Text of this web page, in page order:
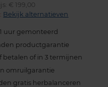
€ 199,00
Bekijk alternatieven
uur gemonteerd
productgarantie
betalen of in 3 termijnen
omruilgarantie
gratis herbalanceren